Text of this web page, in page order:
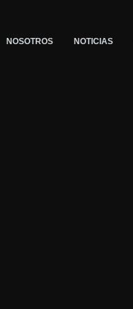
NOSOTROS NOTICIAS